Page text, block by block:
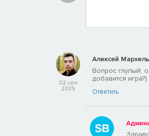
02 сен
2025
Алексей Мархель
Вопрос глупый,
добавится игра?)
Ответить